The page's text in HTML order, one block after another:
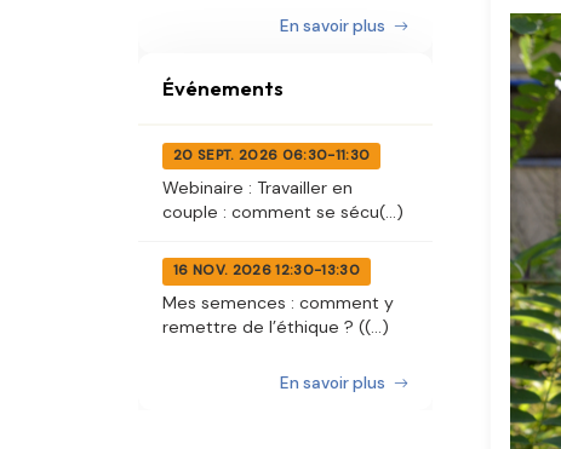
En savoir plus
Événements
20 SEPT. 2026 06:30-11:30
Webinaire : Travailler en
couple : comment se sécu(...)
16 NOV. 2026 12:30-13:30
Mes semences : comment y
remettre de l’éthique ? ((...)
En savoir plus